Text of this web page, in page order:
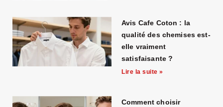
Avis Cafe Coton : la
qualité des chemises est-
elle vraiment
satisfaisante ?
Lire la suite »
Comment choisir